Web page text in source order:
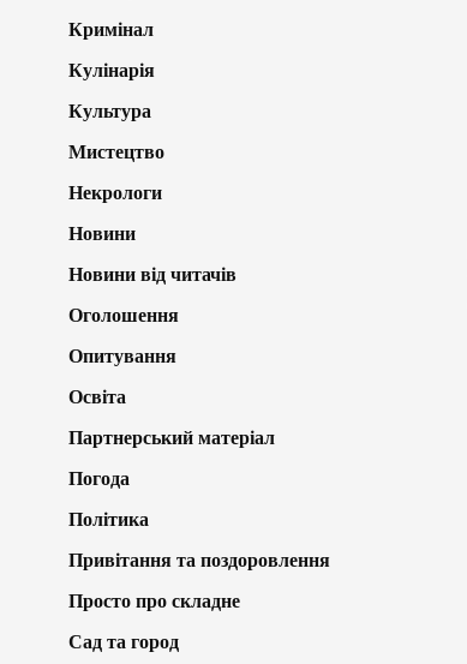
Кримінал
Кулінарія
Культура
Мистецтво
Некрологи
Новини
Новини від читачів
Оголошення
Опитування
Освіта
Партнерський матеріал
Погода
Політика
Привітання та поздоровлення
Просто про складне
Сад та город